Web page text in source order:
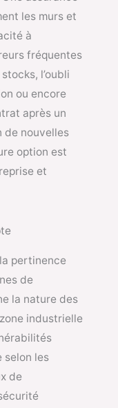
les murs et
à
fréquentes
l’oubli
ou encore
après un
de nouvelles
option est
et
pertinence
de
la nature des
industrielle
selon les
de